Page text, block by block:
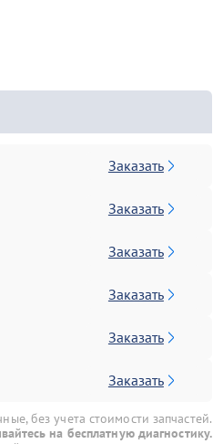
Заказать
Заказать
Заказать
Заказать
Заказать
Заказать
без учета стоимости запчастей.
на бесплатную диагностику.